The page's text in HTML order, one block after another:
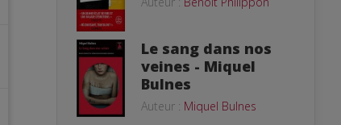
Le sang dans nos
veines - Miquel
Bulnes
Auteur : Miquel Bulnes